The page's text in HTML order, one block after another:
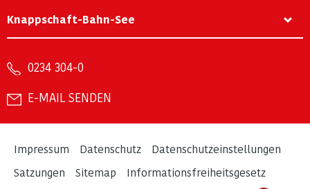
Knappschaft-Bahn-See
0234 304-0
E-MAIL SENDEN
Impressum Datenschutz
Datenschutzeinstellungen
Satzungen
Sitemap Informationsfreiheitsgesetz